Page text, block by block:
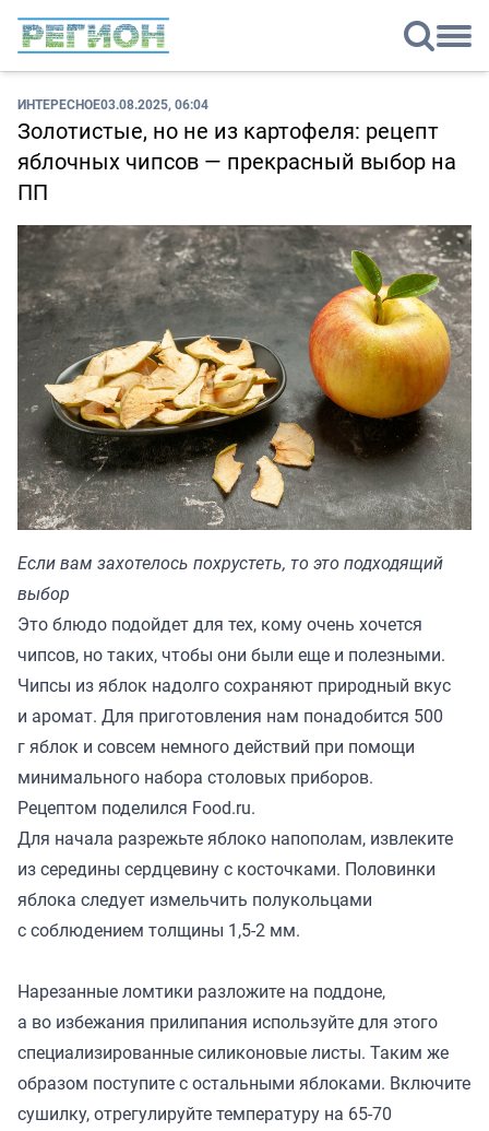
ИНТЕРЕСНОЕ03.08.2025, 06:04
Золотистые, но не из картофеля: рецепт
яблочных чипсов — прекрасный выбор на
ПП
Если вам захотелось похрустеть, то это подходящий
выбор
Это блюдо подойдет для тех, кому очень хочется
чипсов, но таких, чтобы они были еще и полезными.
Чипсы из яблок надолго сохраняют природный вкус
и аромат. Для приготовления нам понадобится 500
г яблок и совсем немного действий при помощи
минимального набора столовых приборов.
Рецептом поделился Food.ru.
Для начала разрежьте яблоко напополам, извлеките
из середины сердцевину с косточками. Половинки
яблока следует измельчить полукольцами
с соблюдением толщины 1,5-2 мм.
Нарезанные ломтики разложите на поддоне,
а во избежания прилипания используйте для этого
специализированные силиконовые листы. Таким же
образом поступите с остальными яблоками. Включите
сушилку, отрегулируйте температуру на 65-70